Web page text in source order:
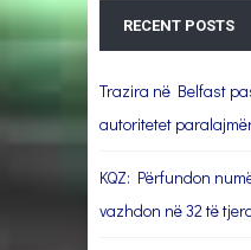
RECENT POSTS
Trazira në Belfast
autoritetet
KQZ: Përfundon
vazhdon në 32 të